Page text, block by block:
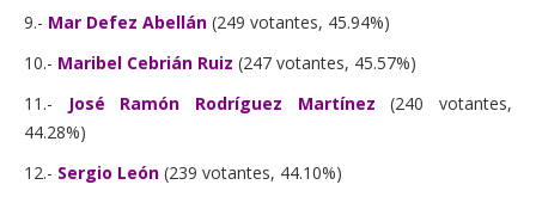
9.- Mar Defez Abellán (249 votantes, 45.94%)
10.- Maribel Cebrián Ruiz (247 votantes, 45.57%)
11.-
José Ramón Rodríguez Martínez (240 votantes,
44.28%)
12.- Sergio León (239 votantes, 44.10%)